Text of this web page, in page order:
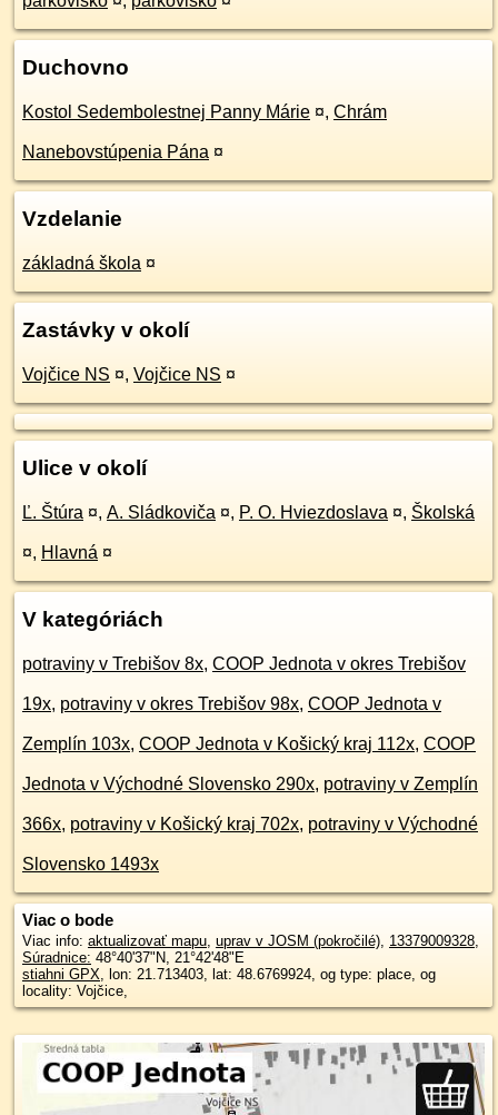
Duchovno
Kostol Sedembolestnej Panny Márie ¤, Chrám
Nanebovstúpenia Pána ¤
Vzdelanie
základná škola ¤
Zastávky v okolí
Vojčice NS ¤, Vojčice NS ¤
Ulice v okolí
Ľ. Štúra ¤, A. Sládkoviča ¤, P. O. Hviezdoslava ¤, Školská
¤, Hlavná ¤
V kategóriách
potraviny v Trebišov 8x, COOP Jednota v okres Trebišov
19x, potraviny v okres Trebišov 98x, COOP Jednota v
Zemplín 103x, COOP Jednota v Košický kraj 112x, COOP
Jednota v Východné Slovensko 290x, potraviny v Zemplín
366x, potraviny v Košický kraj 702x, potraviny v Východné
Slovensko 1493x
Viac o bode
Viac info: aktualizovať mapu, uprav v JOSM (pokročilé), 13379009328,
Súradnice: 48°40'37"N, 21°42'48"E
stiahni GPX, lon: 21.713403, lat: 48.6769924, og type: place, og
locality: Vojčice,